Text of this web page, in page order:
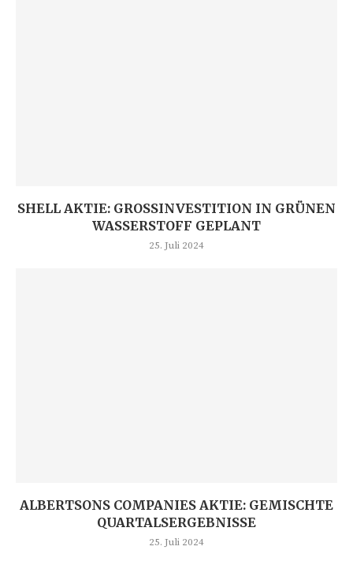
SHELL AKTIE: GROSSINVESTITION IN GRÜNEN W
ASSERSTOFF GEPLANT
25. Juli 2024
ALBERTSONS COMPANIES AKTIE: GEMISCHTE
QUARTALSERGEBNISSE
25. Juli 2024